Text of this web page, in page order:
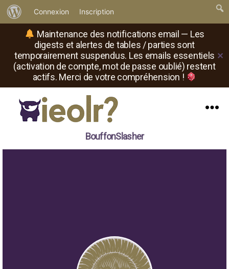
Maintenance des notifications email — Les
digests et alertes de tables / parties sont
temporairement suspendus. Les emails essentiels
(activation de compte, mot de passe oublié) restent
actifs. Merci de votre compréhension !
✕
propos
de
WordPress
Connexion Inscription
où
BouffonSlasher